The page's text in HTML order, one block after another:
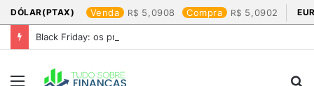
DÓLAR(PTAX) Venda 5,0908 Compra 5,0902
Black Friday: os produtos que mais valem a pena
Menu